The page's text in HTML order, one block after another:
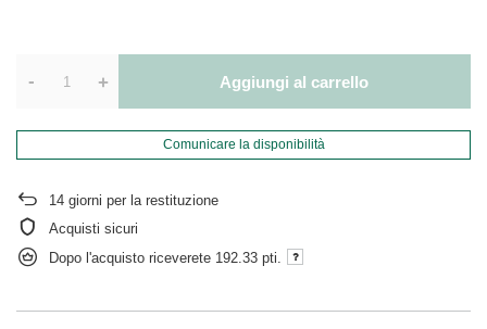
- + Aggiungi al carrello
Comunicare la disponibilità
14 giorni per la restituzione
Acquisti sicuri
Dopo l'acquisto riceverete 192.33 pti.